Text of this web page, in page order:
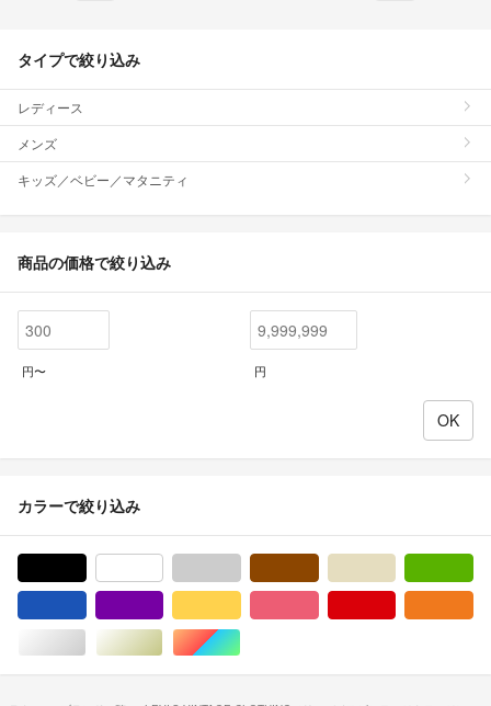
タイプで絞り込み
レディース
メンズ
キッズ／ベビー／マタニティ
商品の価格で絞り込み
円〜 円
カラーで絞り込み
シルバー/銀色系ゴールド/金色系マルチカラー